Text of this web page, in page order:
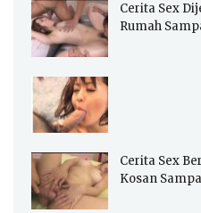
Cerita Sex
Rumah
Cerita Sex
Kosan